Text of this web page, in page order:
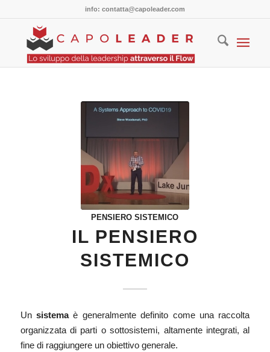
info: contatta@capoleader.com
PENSIERO SISTEMICO
IL PENSIERO
SISTEMICO
Unsistemaè generalmente definito come una raccolta
organizzata di parti o sottosistemi, altamente integrati, al
fine di raggiungere un obiettivo generale.